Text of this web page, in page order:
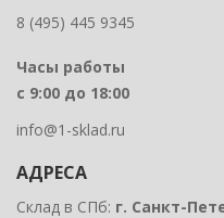
8 (495) 445 9345
Часы работы
с 9:00 до 18:00
info@1-sklad.ru
АДРЕСА
Склад в СПб: г. Санкт-